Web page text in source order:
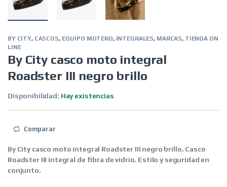
BY CITY, CASCOS, EQUIPO MOTERO, INTEGRALES, MARCAS, TIENDA ON
LINE
By City casco moto integral
Roadster III negro brillo
Disponibilidad: Hay existencias
Comparar
By City casco moto integral Roadster III negro brillo. Casco
Roadster III integral de fibra de vidrio. Estilo y seguridad en
conjunto.